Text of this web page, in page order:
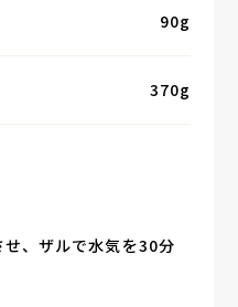
90g
370g
、ザルで水気を30分